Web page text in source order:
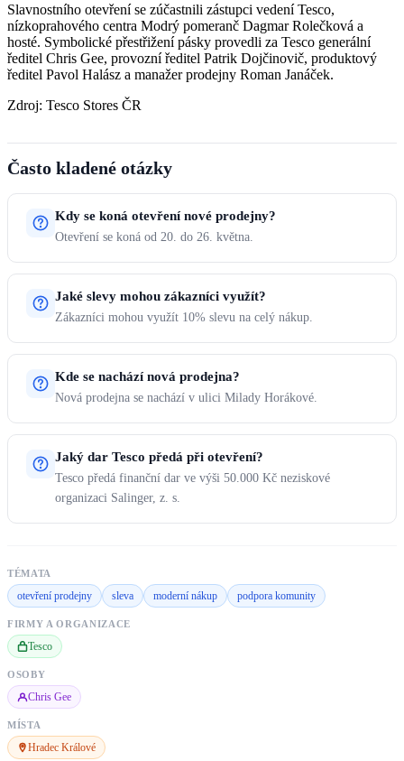
Slavnostního otevření se zúčastnili zástupci vedení Tesco,
nízkoprahového centra Modrý pomeranč Dagmar Rolečková a
hosté. Symbolické přestřižení pásky provedli za Tesco generální
ředitel Chris Gee, provozní ředitel Patrik Dojčinovič, produktový
ředitel Pavol Halász a manažer prodejny Roman Janáček.
Zdroj: Tesco Stores ČR
Často kladené otázky
Kdy se koná otevření nové prodejny?
Otevření se koná od 20. do 26. května.
Jaké slevy mohou zákazníci využít?
Zákazníci mohou využít 10% slevu na celý nákup.
Kde se nachází nová prodejna?
Nová prodejna se nachází v ulici Milady Horákové.
Jaký dar Tesco předá při otevření?
Tesco předá finanční dar ve výši 50.000 Kč neziskové
organizaci Salinger, z. s.
TÉMATA
otevření prodejny sleva moderní nákup podpora komunity
FIRMY A ORGANIZACE
Tesco
OSOBY
Chris Gee
MÍSTA
Hradec Králové